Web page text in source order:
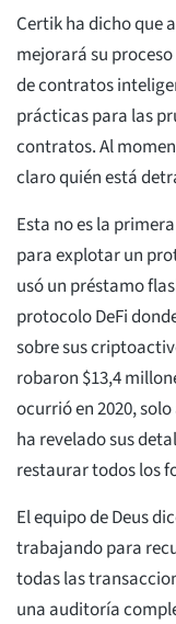
Certik ha dicho que
mejorará su
de contratos
prácticas para las
contratos. Al
claro quién está
Esta no es la
para explotar un
usó un préstamo
protocolo DeFi
sobre sus
robaron $13,4
ocurrió en 2020,
ha revelado sus
restaurar todos los
El equipo de Deus
trabajando para
todas las
una auditoría